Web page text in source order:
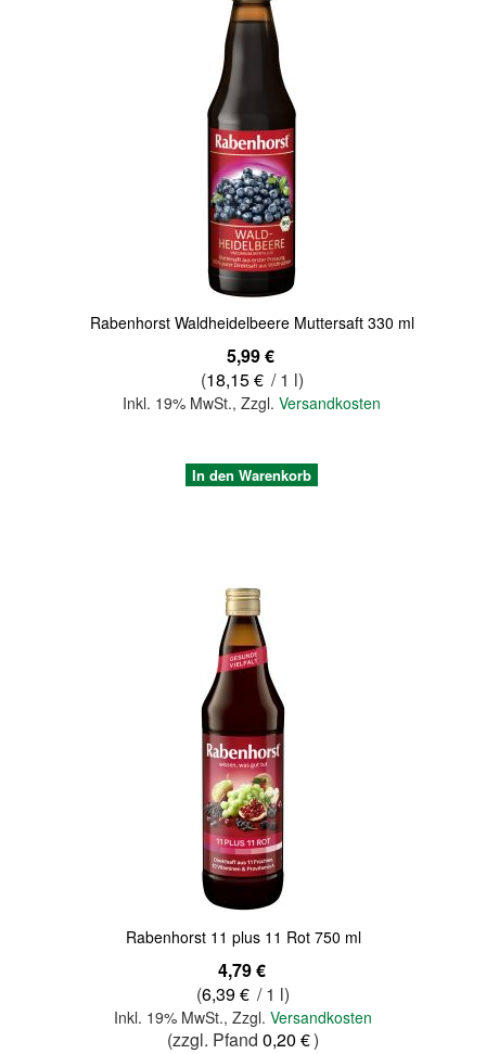
Rabenhorst Waldheidelbeere Muttersaft 330 ml
5,99 €
(18,15 € / 1 l)
Inkl. 19% MwSt.,Zzgl.Versandkosten
In den Warenkorb
Rabenhorst 11 plus 11 Rot 750 ml
4,79 €
(6,39 € / 1 l)
Inkl. 19% MwSt., Zzgl. Versandkosten
(zzgl. Pfand 0,20 €)